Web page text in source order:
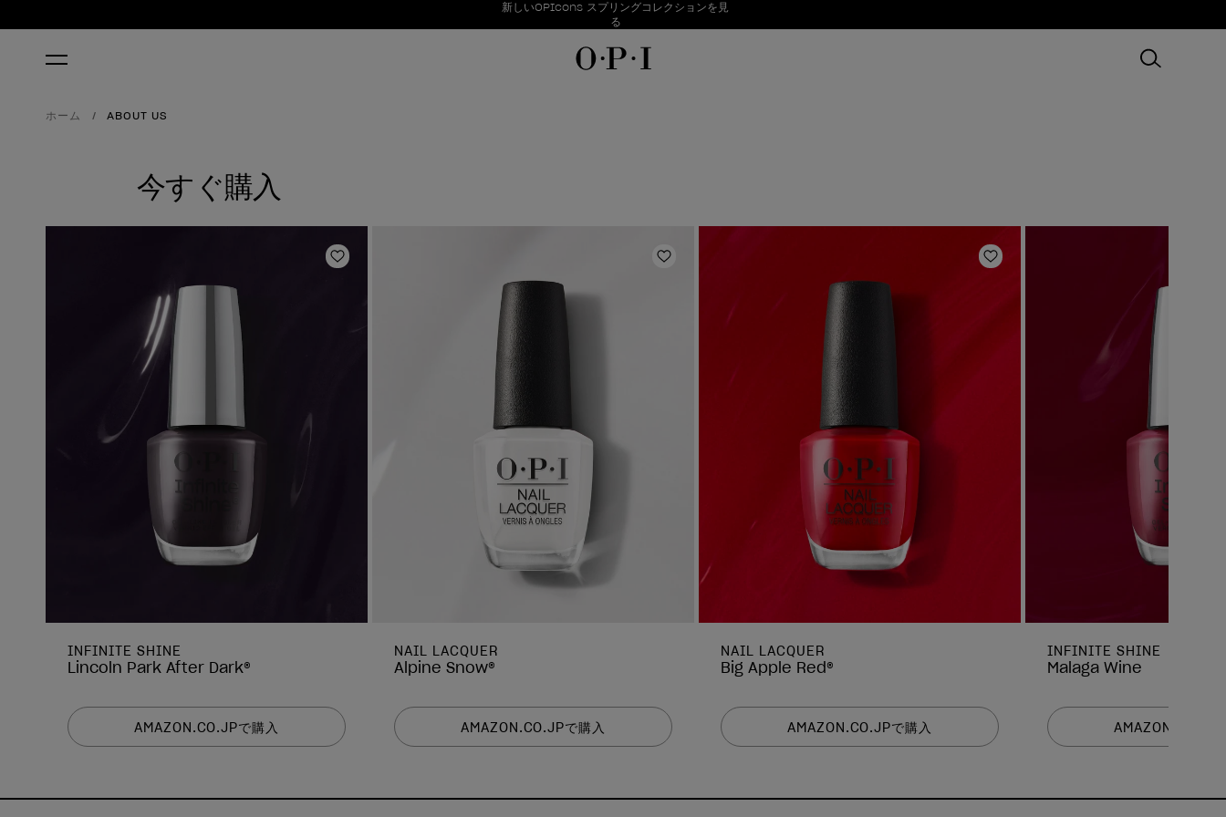
お得情報新しいOPIcons スプリングコレクションを見
る
Item 1 of 1
ホーム ABOUT US
今すぐ購入
ほしいものリストに追加
INFINITE SHINE
Lincoln Park After Dark®
AMAZON.CO.JPで購入
ほしいものリストに追加
NAIL LACQUER
Alpine Snow®
AMAZON.CO.JPで購入
ほしいものリストに追加
NAIL LACQUER
Big Apple Red®
AMAZON.CO.JPで購入
INFINITE SHINE
Malaga Wine
AMAZON.CO.JP